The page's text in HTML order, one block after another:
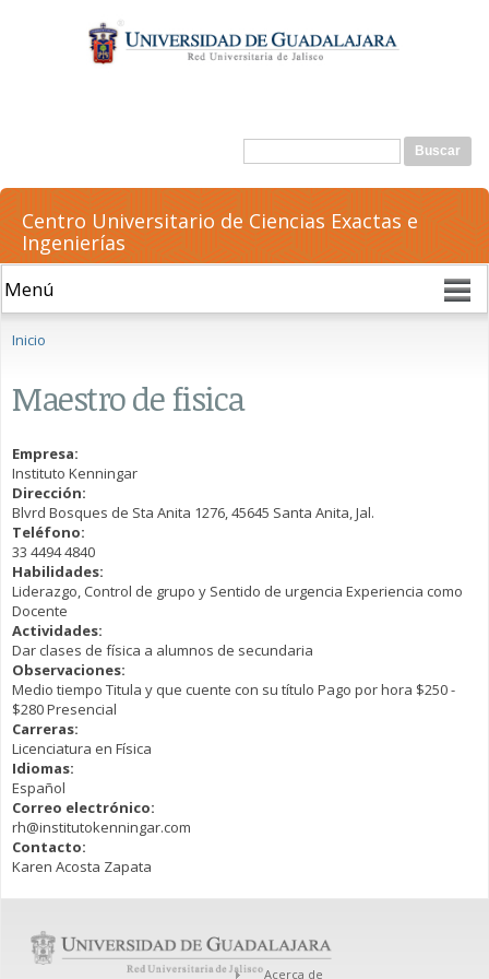
contenido
principal
Formulario de búsqueda
Buscar
Centro Universitario de Ciencias Exactas e
Ingenierías
Inicio
Maestro de fisica
Empresa:
Instituto Kenningar
Dirección:
Blvrd Bosques de Sta Anita 1276, 45645 Santa Anita, Jal.
Teléfono:
33 4494 4840
Habilidades:
Liderazgo, Control de grupo y Sentido de urgencia Experiencia como
Docente
Actividades:
Dar clases de física a alumnos de secundaria
Observaciones:
Medio tiempo Titula y que cuente con su título Pago por hora $250 -
$280 Presencial
Carreras:
Licenciatura en Física
Idiomas:
Español
Correo electrónico:
rh@institutokenningar.com
Contacto:
Karen Acosta Zapata
Acerca de